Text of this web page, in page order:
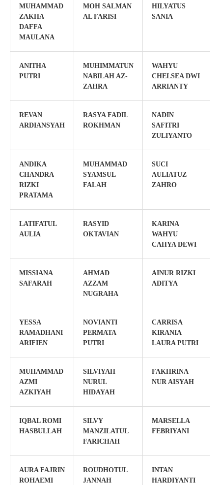
MUHAMMAD
ZAKHA
DAFFA
MAULANA
MOH SALMAN
AL FARISI
HILYATUS
SANIA
ANITHA
PUTRI
MUHIMMATUN
NABILAH AZ-
ZAHRA
WAHYU
CHELSEA DWI
ARRIANTY
REVAN
ARDIANSYAH
RASYA FADIL
ROKHMAN
NADIN
SAFITRI
ZULIYANTO
ANDIKA
CHANDRA
RIZKI
PRATAMA
MUHAMMAD
SYAMSUL
FALAH
SUCI
AULIATUZ
ZAHRO
LATIFATUL
AULIA
RASYID
OKTAVIAN
KARINA
WAHYU
CAHYA DEWI
MISSIANA
SAFARAH
AHMAD
AZZAM
NUGRAHA
AINUR RIZKI
ADITYA
YESSA
RAMADHANI
ARIFIEN
NOVIANTI
PERMATA
PUTRI
CARRISA
KIRANIA
LAURA PUTRI
MUHAMMAD
AZMI
AZKIYAH
SILVIYAH
NURUL
HIDAYAH
FAKHRINA
NUR AISYAH
IQBAL ROMI
HASBULLAH
SILVY
MANZILATUL
FARICHAH
MARSELLA
FEBRIYANI
AURA FAJRIN
ROHAEMI
ROUDHOTUL
JANNAH
INTAN
HARDIYANTI